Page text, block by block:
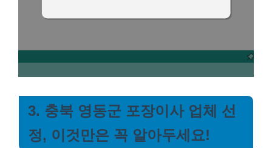
3. 충북 영동군 포장이사 업체 선
정, 이것만은 꼭 알아두세요!